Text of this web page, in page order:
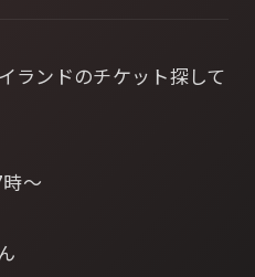
ランドのチケット探して
～